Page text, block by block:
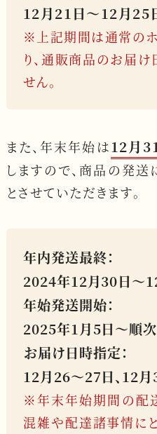
12月21日〜12月25
※上記期間は通常の
り、通販商品のお届け
せん。
また、年末年始は12月
しますので、 商品の発送
とさせていただきます。
年内発送最終：
2024年12月30日〜
年始発送開始：
2025年1月5日〜順
お届け日時指定：
12月26〜27日、12
※年末年始期間の配
混雑や配達諸事情に